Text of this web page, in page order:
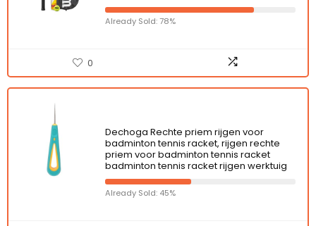
Already Sold: 78%
0
Dechoga Rechte priem rijgen voor
badminton tennis racket, rijgen rechte
priem voor badminton tennis racket
badminton tennis racket rijgen werktuig
Already Sold: 45%